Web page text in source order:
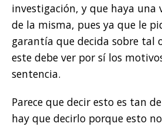
investigación, y que haya una
de la misma, pues ya que le
garantía que decida sobre tal
este debe ver por sí los
sentencia.
Parece que decir esto es tan
hay que decirlo porque esto